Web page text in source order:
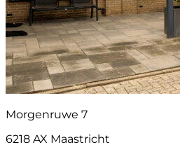
Morgenruwe 7
6218 AX Maastricht